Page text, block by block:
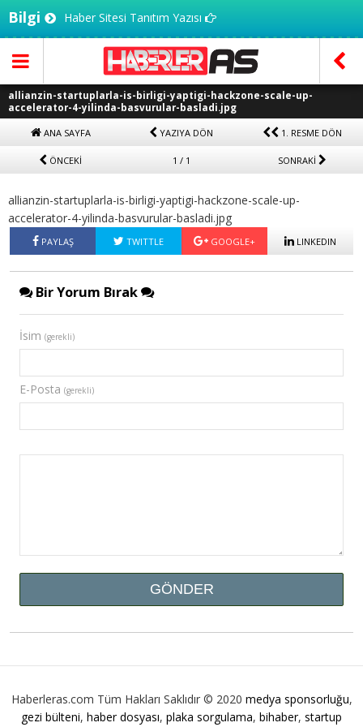
Bilgi Haber Sitesi Tanıtım Yazısı
allianzin-startuplarla-is-birligi-yaptigi-hackzone-scale-up-
accelerator-4-yilinda-basvurular-basladi.jpg
ANA SAYFA YAZIYA DÖN 1. RESME DÖN
ÖNCEKİ 1 / 1 SONRAKİ
allianzin-startuplarla-is-birligi-yaptigi-hackzone-scale-up-
accelerator-4-yilinda-basvurular-basladi.jpg
PAYLAŞ TWITTLE GOOGLE+ LINKEDIN
Bir Yorum Bırak
İsim (gerekli)
E-Posta (gerekli)
Haberleras.com Tüm Hakları Saklıdır © 2020 medya sponsorluğu,
gezi bülteni, haber dosyası, plaka sorgulama, bihaber, startup